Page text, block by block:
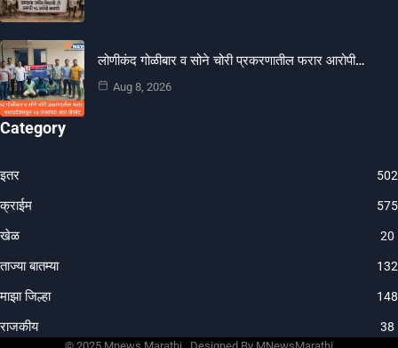
लोणीकंद गोळीबार व सोने चोरी प्रकरणातील फरार आरोपी…
Aug 8, 2026
Category
इतर 502
क्राईम 575
खेळ 20
ताज्या बातम्या 132
माझा जिल्हा
राजकीय 38